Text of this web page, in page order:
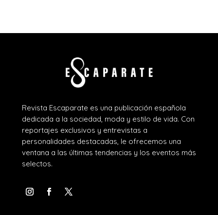
Revista Escaparate es una publicación española
dedicada a la sociedad, moda y estilo de vida. Con
reportajes exclusivos y entrevistas a
personalidades destacadas, le ofrecemos una
ventana a las últimas tendencias y los eventos más
selectos.